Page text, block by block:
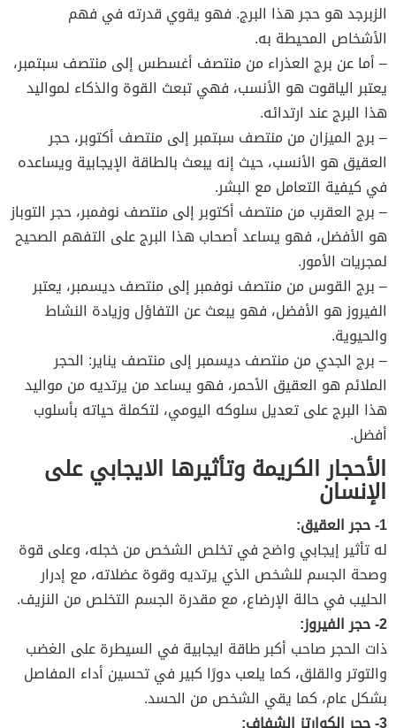
الزبرجد هو حجر هذا البرج. فهو يقوي قدرته في فهم
الأشخاص المحيطة به.
– أما عن برج العذراء من منتصف أغسطس إلى منتصف سبتمبر،
يعتبر الياقوت هو الأنسب، فهي تبعث القوة والذكاء لمواليد
هذا البرج عند ارتدائه.
– برج الميزان من منتصف سبتمبر إلى منتصف أكتوبر، حجر
العقيق هو الأنسب، حيث إنه يبعث بالطاقة الإيجابية ويساعده
في كيفية التعامل مع البشر.
– برج العقرب من منتصف أكتوبر إلى منتصف نوفمبر، حجر التوباز
هو الأفضل، فهو يساعد أصحاب هذا البرج على التفهم الصحيح
لمجريات الأمور.
– برج القوس من منتصف نوفمبر إلى منتصف ديسمبر، يعتبر
الفيروز هو الأفضل، فهو يبعث عن التفاؤل وزيادة النشاط
والحيوية.
– برج الجدي من منتصف ديسمبر إلى منتصف يناير: الحجر
الملائم هو العقيق الأحمر، فهو يساعد من يرتديه من مواليد
هذا البرج على تعديل سلوكه اليومي، لتكملة حياته بأسلوب
أفضل.
الأحجار الكريمة وتأثيرها الايجابي على
الإنسان
1- حجر العقيق:
له تأثير إيجابي واضح في تخلص الشخص من خجله، وعلى قوة
وصحة الجسم للشخص الذي يرتديه وقوة عضلاته، مع إدرار
الحليب في حالة الإرضاع، مع مقدرة الجسم التخلص من النزيف.
2- حجر الفيروز:
ذات الحجر صاحب أكبر طاقة ايجابية في السيطرة على الغضب
والتوتر والقلق، كما يلعب دورًا كبير في تحسين أداء المفاصل
بشكل عام، كما يقي الشخص من الحسد.